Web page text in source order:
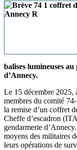
balises lumineuses
d’Annecy.
Le 15 décembre 2025,
membres du comité
la remise d’un coffret
Cheffe d’escadron
gendarmerie
moyens des militaires
leurs opérations de